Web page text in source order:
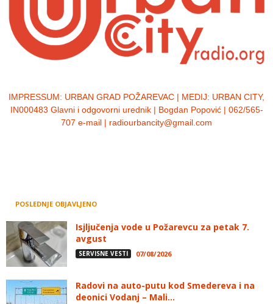
IMPRESSUM: URBAN GRAD POŽAREVAC | MEDIJ: URBAN CITY,
IN000483 Glavni i odgovorni urednik | Bogdan Popović | 062/565-
707 e-mail | radiourbancity@gmail.com
POSLEDNJE OBJAVLJENO
Isjljučenja vode u Požarevcu za petak 7.
avgust
SERVISNE VESTI 07/08/2026
Radovi na auto-putu kod Smedereva i na
deonici Vodanj – Mali...